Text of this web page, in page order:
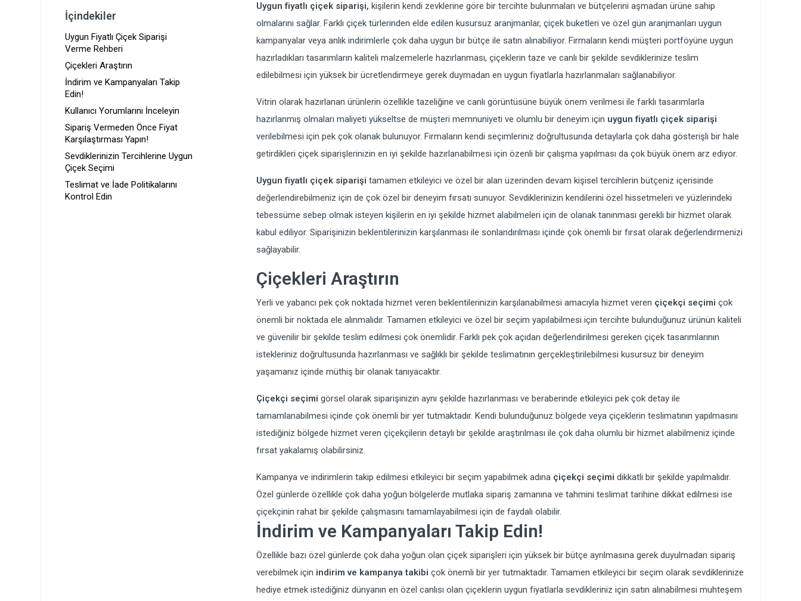
İçindekiler
Uygun Fiyatlı Çiçek Siparişi
Verme Rehberi
Çiçekleri Araştırın
İndirim ve Kampanyaları Takip
Edin!
Kullanıcı Yorumlarını İnceleyin
Sipariş Vermeden Önce Fiyat
Karşılaştırması Yapın!
Sevdiklerinizin Tercihlerine Uygun
Çiçek Seçimi
Teslimat ve İade Politikalarını
Kontrol Edin
Uygun fiyatlı çiçek siparişi,kişilerin kendi zevklerine göre bir tercihte bulunmaları ve bütçelerini aşmadan ürüne sahip
olmalarını sağlar. Farklı çiçek türlerinden elde edilen kusursuz aranjmanlar, çiçek buketleri ve özel gün aranjmanları uygun
kampanyalar veya anlık indirimlerle çok daha uygun bir bütçe ile satın alınabiliyor. Firmaların kendi müşteri portföyüne uygun
hazırladıkları tasarımların kaliteli malzemelerle hazırlanması, çiçeklerin taze ve canlı bir şekilde sevdiklerinize teslim
edilebilmesi için yüksek bir ücretlendirmeye gerek duymadan en uygun fiyatlarla hazırlanmaları sağlanabiliyor.
Vitrin olarak hazırlanan ürünlerin özellikle tazeliğine ve canlı görüntüsüne büyük önem verilmesi ile farklı tasarımlarla
hazırlanmış olmaları maliyeti yükseltse de müşteri memnuniyeti ve olumlu bir deneyim için uygun fiyatlı çiçek siparişi
verilebilmesi için pek çok olanak bulunuyor. Firmaların kendi seçimleriniz doğrultusunda detaylarla çok daha gösterişli bir hale
getirdikleri çiçek siparişlerinizin en iyi şekilde hazırlanabilmesi için özenli bir çalışma yapılması da çok büyük önem arz ediyor.
Uygun fiyatlı çiçek siparişitamamen etkileyici ve özel bir alan üzerinden devam kişisel tercihlerin bütçeniz içerisinde
değerlendirebilmeniz için de çok özel bir deneyim fırsatı sunuyor. Sevdiklerinizin kendilerini özel hissetmeleri ve yüzlerindeki
tebessüme sebep olmak isteyen kişilerin en iyi şekilde hizmet alabilmeleri için de olanak tanınması gerekli bir hizmet olarak
kabul ediliyor. Siparişinizin beklentilerinizin karşılanması ile sonlandırılması içinde çok önemli bir fırsat olarak değerlendirmenizi
sağlayabilir.
Çiçekleri Araştırın
Yerli ve yabancı pek çok noktada hizmet veren beklentilerinizin karşılanabilmesi amacıyla hizmet veren çiçekçi seçimiçok
önemli bir noktada ele alınmalıdır. Tamamen etkileyici ve özel bir seçim yapılabilmesi için tercihte bulunduğunuz ürünün kaliteli
ve güvenilir bir şekilde teslim edilmesi çok önemlidir. Farklı pek çok açıdan değerlendirilmesi gereken çiçek tasarımlarının
istekleriniz doğrultusunda hazırlanması ve sağlıklı bir şekilde teslimatının gerçekleştirilebilmesi kusursuz bir deneyim
yaşamanız içinde müthiş bir olanak tanıyacaktır.
Çiçekçi seçimigörsel olarak siparişinizin aynı şekilde hazırlanması ve beraberinde etkileyici pek çok detay ile
tamamlanabilmesi içinde çok önemli bir yer tutmaktadır. Kendi bulunduğunuz bölgede veya çiçeklerin teslimatının yapılmasını
istediğiniz bölgede hizmet veren çiçekçilerin detaylı bir şekilde araştırılması ile çok daha olumlu bir hizmet alabilmeniz içinde
fırsat yakalamış olabilirsiniz.
Kampanya ve indirimlerin takip edilmesi etkileyici bir seçim yapabilmek adına çiçekçi seçimidikkatli bir şekilde yapılmalıdır.
Özel günlerde özellikle çok daha yoğun bölgelerde mutlaka sipariş zamanına ve tahmini teslimat tarihine dikkat edilmesi ise
çiçekçinin rahat bir şekilde çalışmasını tamamlayabilmesi için de faydalı olabilir.
İndirim ve Kampanyaları Takip Edin!
Özellikle bazı özel günlerde çok daha yoğun olan çiçek siparişleri için yüksek bir bütçe ayrılmasına gerek duyulmadan sipariş
verebilmek için indirim ve kampanya takibiçok önemli bir yer tutmaktadır. Tamamen etkileyici bir seçim olarak sevdiklerinize
hediye etmek istediğiniz dünyanın en özel canlısı olan çiçeklerin uygun fiyatlarla sevdikleriniz için satın alınabilmesi muhteşem